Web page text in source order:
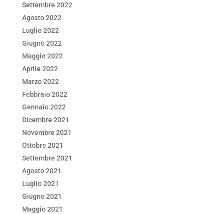
Settembre 2022
Agosto 2022
Luglio 2022
Giugno 2022
Maggio 2022
Aprile 2022
Marzo 2022
Febbraio 2022
Gennaio 2022
Dicembre 2021
Novembre 2021
Ottobre 2021
Settembre 2021
Agosto 2021
Luglio 2021
Giugno 2021
Maggio 2021